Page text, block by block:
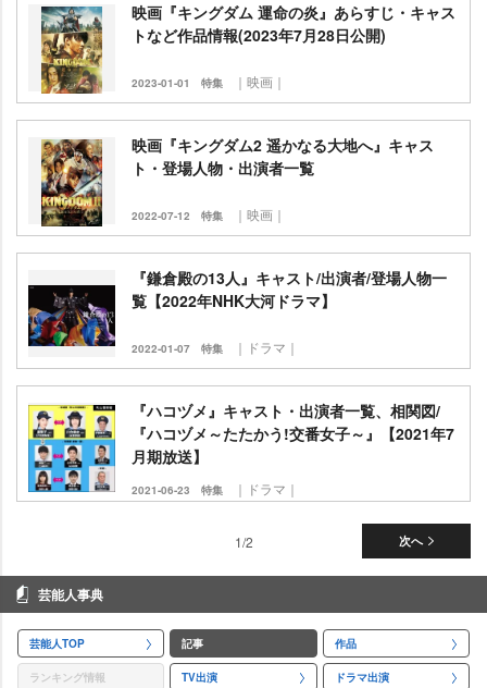
映画『キングダム 運命の炎』あらすじ・キャス
トなど作品情報(2023年7月28日公開)
2023-01-01 特集 ｜映画｜
映画『キングダム2 遥かなる大地へ』キャス
ト・登場人物・出演者一覧
2022-07-12 特集 ｜映画｜
『鎌倉殿の13人』キャスト/出演者/登場人物一
覧【2022年NHK大河ドラマ】
2022-01-07 特集 ｜ドラマ｜
『ハコヅメ』キャスト・出演者一覧、相関図/
『ハコヅメ～たたかう!交番女子～』【2021年7
月期放送】
2021-06-23 特集 ｜ドラマ｜
次へ
1/2
芸能人事典
芸能人TOP 記事 作品
ランキング情報 TV出演 ドラマ出演